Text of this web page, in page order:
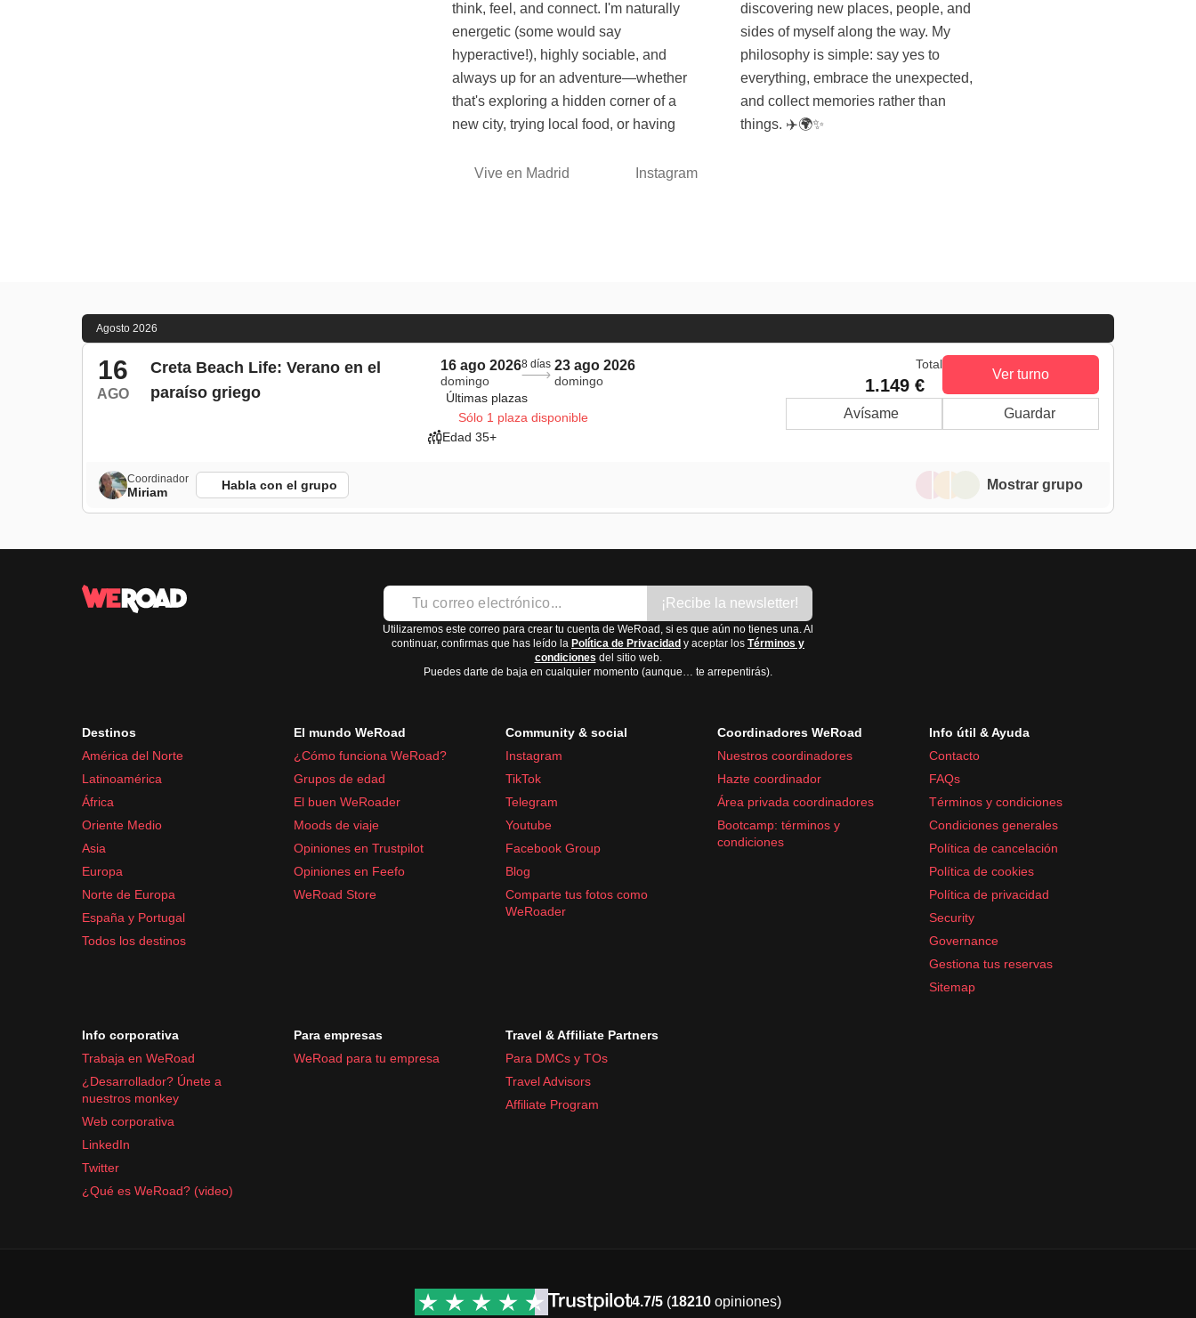
think, feel, and connect. I'm naturally
energetic (some would say
hyperactive!), highly sociable, and
always up for an adventure—whether
that's exploring a hidden corner of a
new city, trying local food, or having
discovering new places, people, and
sides of myself along the way. My
philosophy is simple: say yes to
everything, embrace the unexpected,
and collect memories rather than
things. ✈️🌍✨
Vive en Madrid Instagram
Agosto 2026
16
AGO
Creta Beach Life: Verano en el
paraíso griego
16 ago 2026
domingo
8 días 23 ago 2026
domingo
Últimas plazas
Sólo 1 plaza disponible
Edad 35+
Total
1.149 €
Ver turno
Avísame Guardar
Coordinador
Miriam Habla con el grupo Mostrar grupo
¡Recibe la newsletter!
Utilizaremos este correo para crear tu cuenta de WeRoad, si es que aún no tienes una. Al
continuar, confirmas que has leído la Política de Privacidad y aceptar los Términos y
condiciones del sitio web.
Puedes darte de baja en cualquier momento (aunque… te arrepentirás).
Destinos
América del Norte
Latinoamérica
África
Oriente Medio
Asia
Europa
Norte de Europa
España y Portugal
Todos los destinos
El mundo WeRoad
¿Cómo funciona WeRoad?
Grupos de edad
El buen WeRoader
Moods de viaje
Opiniones en Trustpilot
Opiniones en Feefo
WeRoad Store
Community & social
Instagram
TikTok
Telegram
Youtube
Facebook Group
Blog
Comparte tus fotos como
WeRoader
Coordinadores WeRoad
Nuestros coordinadores
Hazte coordinador
Área privada coordinadores
Bootcamp: términos y
condiciones
Info útil & Ayuda
Contacto
FAQs
Términos y condiciones
Condiciones generales
Política de cancelación
Política de cookies
Política de privacidad
Security
Governance
Gestiona tus reservas
Sitemap
Info corporativa
Trabaja en WeRoad
¿Desarrollador? Únete a
nuestros monkey
Web corporativa
LinkedIn
Twitter
¿Qué es WeRoad? (video)
Para empresas
WeRoad para tu empresa
Travel & Affiliate Partners
Para DMCs y TOs
Travel Advisors
Affiliate Program
4.7/5 (18210 opiniones)